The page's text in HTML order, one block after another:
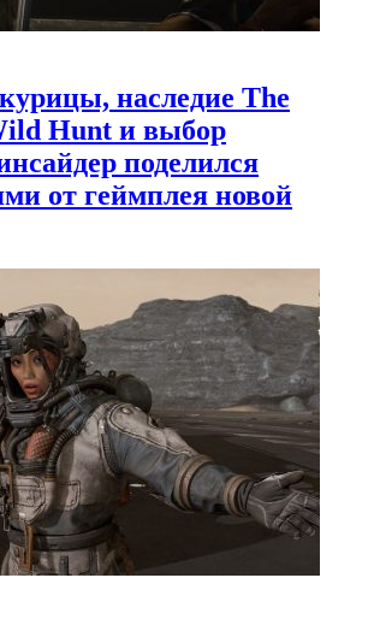
наследие The
Hunt и выбор
поделился
от геймплея новой